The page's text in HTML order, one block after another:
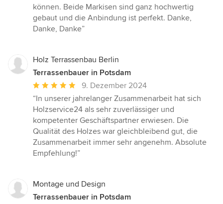
können. Beide Markisen sind ganz hochwertig
gebaut und die Anbindung ist perfekt. Danke,
Danke, Danke”
Holz Terrassenbau Berlin
Terrassenbauer in Potsdam
Durchschnittliche
Bewertung:
5
von
5
Sternen
9. Dezember 2024
“In unserer jahrelanger Zusammenarbeit hat sich
Holzservice24 als sehr zuverlässiger und
kompetenter Geschäftspartner erwiesen. Die
Qualität des Holzes war gleichbleibend gut, die
Zusammenarbeit immer sehr angenehm. Absolute
Empfehlung!”
Montage und Design
Terrassenbauer in Potsdam